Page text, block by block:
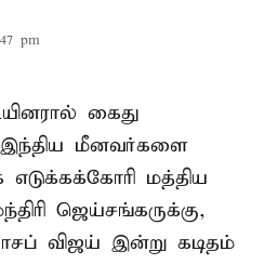
pm
கைது
மீனவர்களை
எடுக்கக்கோரி மத்திய
ஜெய்சங்கருக்கு,
விஜய் இன்று கடிதம்